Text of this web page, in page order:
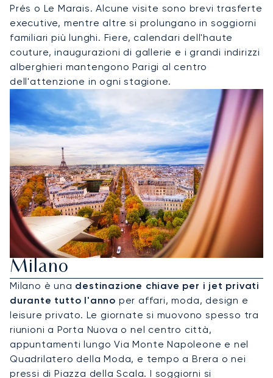
Prés o Le Marais. Alcune visite sono brevi trasferte
executive, mentre altre si prolungano in soggiorni
familiari più lunghi. Fiere, calendari dell'haute
couture, inaugurazioni di gallerie e i grandi indirizzi
alberghieri mantengono Parigi al centro
dell'attenzione in ogni stagione.
Noleggia Un Jet Privato Per
Milano
Milano è una destinazione chiave per i jet privati
durante tutto l'anno per affari, moda, design e
leisure privato. Le giornate si muovono spesso tra
riunioni a Porta Nuova o nel centro città,
appuntamenti lungo Via Monte Napoleone e nel
Quadrilatero della Moda, e tempo a Brera o nei
pressi di Piazza della Scala. I soggiorni si